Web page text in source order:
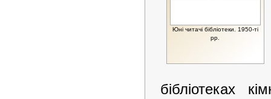
Юні читачі бібліотеки. 1950-ті
рр.
бібліотеках